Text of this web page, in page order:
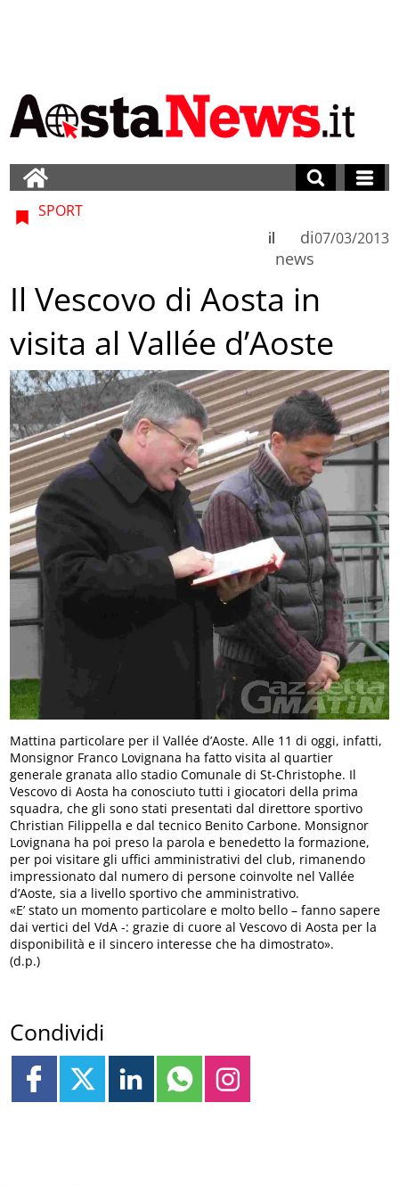
SPORT
di
news
il 07/03/2013
Il Vescovo di Aosta in
visita al Vallée d’Aoste
Mattina particolare per il Vallée d’Aoste. Alle 11 di oggi, infatti,
Monsignor Franco Lovignana ha fatto visita al quartier
generale granata allo stadio Comunale di St-Christophe. Il
Vescovo di Aosta ha conosciuto tutti i giocatori della prima
squadra, che gli sono stati presentati dal direttore sportivo
Christian Filippella e dal tecnico Benito Carbone. Monsignor
Lovignana ha poi preso la parola e benedetto la formazione,
per poi visitare gli uffici amministrativi del club, rimanendo
impressionato dal numero di persone coinvolte nel Vallée
d’Aoste, sia a livello sportivo che amministrativo.
«E’ stato un momento particolare e molto bello – fanno sapere
dai vertici del VdA -: grazie di cuore al Vescovo di Aosta per la
disponibilità e il sincero interesse che ha dimostrato».
(d.p.)
Condividi